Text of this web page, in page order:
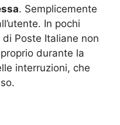
. Semplicemente
In pochi
Poste Italiane non
durante la
interruzioni, che